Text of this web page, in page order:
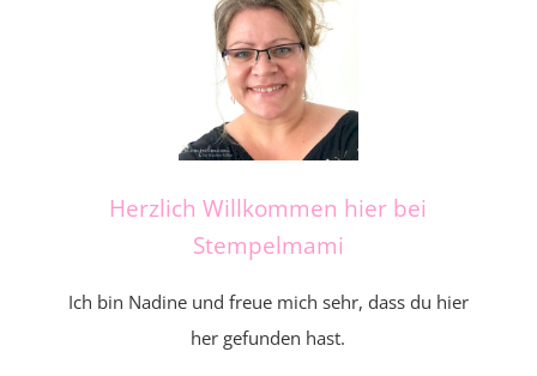
Herzlich Willkommen hier bei
Stempelmami
Ich bin Nadine und freue mich sehr, dass du hier
her gefunden hast.